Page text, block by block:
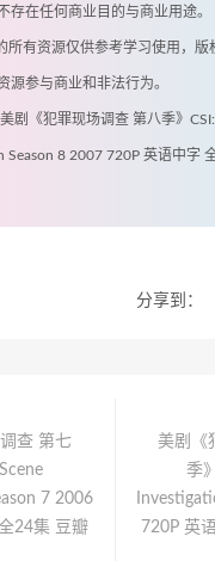
存在任何商业目的与商业用途。
所有资源仅供参考学习使用，版
源参与商业和非法行为。
美剧《犯罪现场调查 第八季》
Season 8 2007 720P 英语中字
分享到：
查 第七
7 2006
24集 豆瓣
美剧《
季
720P 英